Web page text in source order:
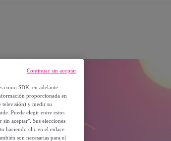
como SDK, en adelante
proporcionada en
televisión) y medir su
Puede elegir entre estos
aceptar". Sus elecciones
haciendo clic en el enlace
son necesarias para el
Continuar sin aceptar